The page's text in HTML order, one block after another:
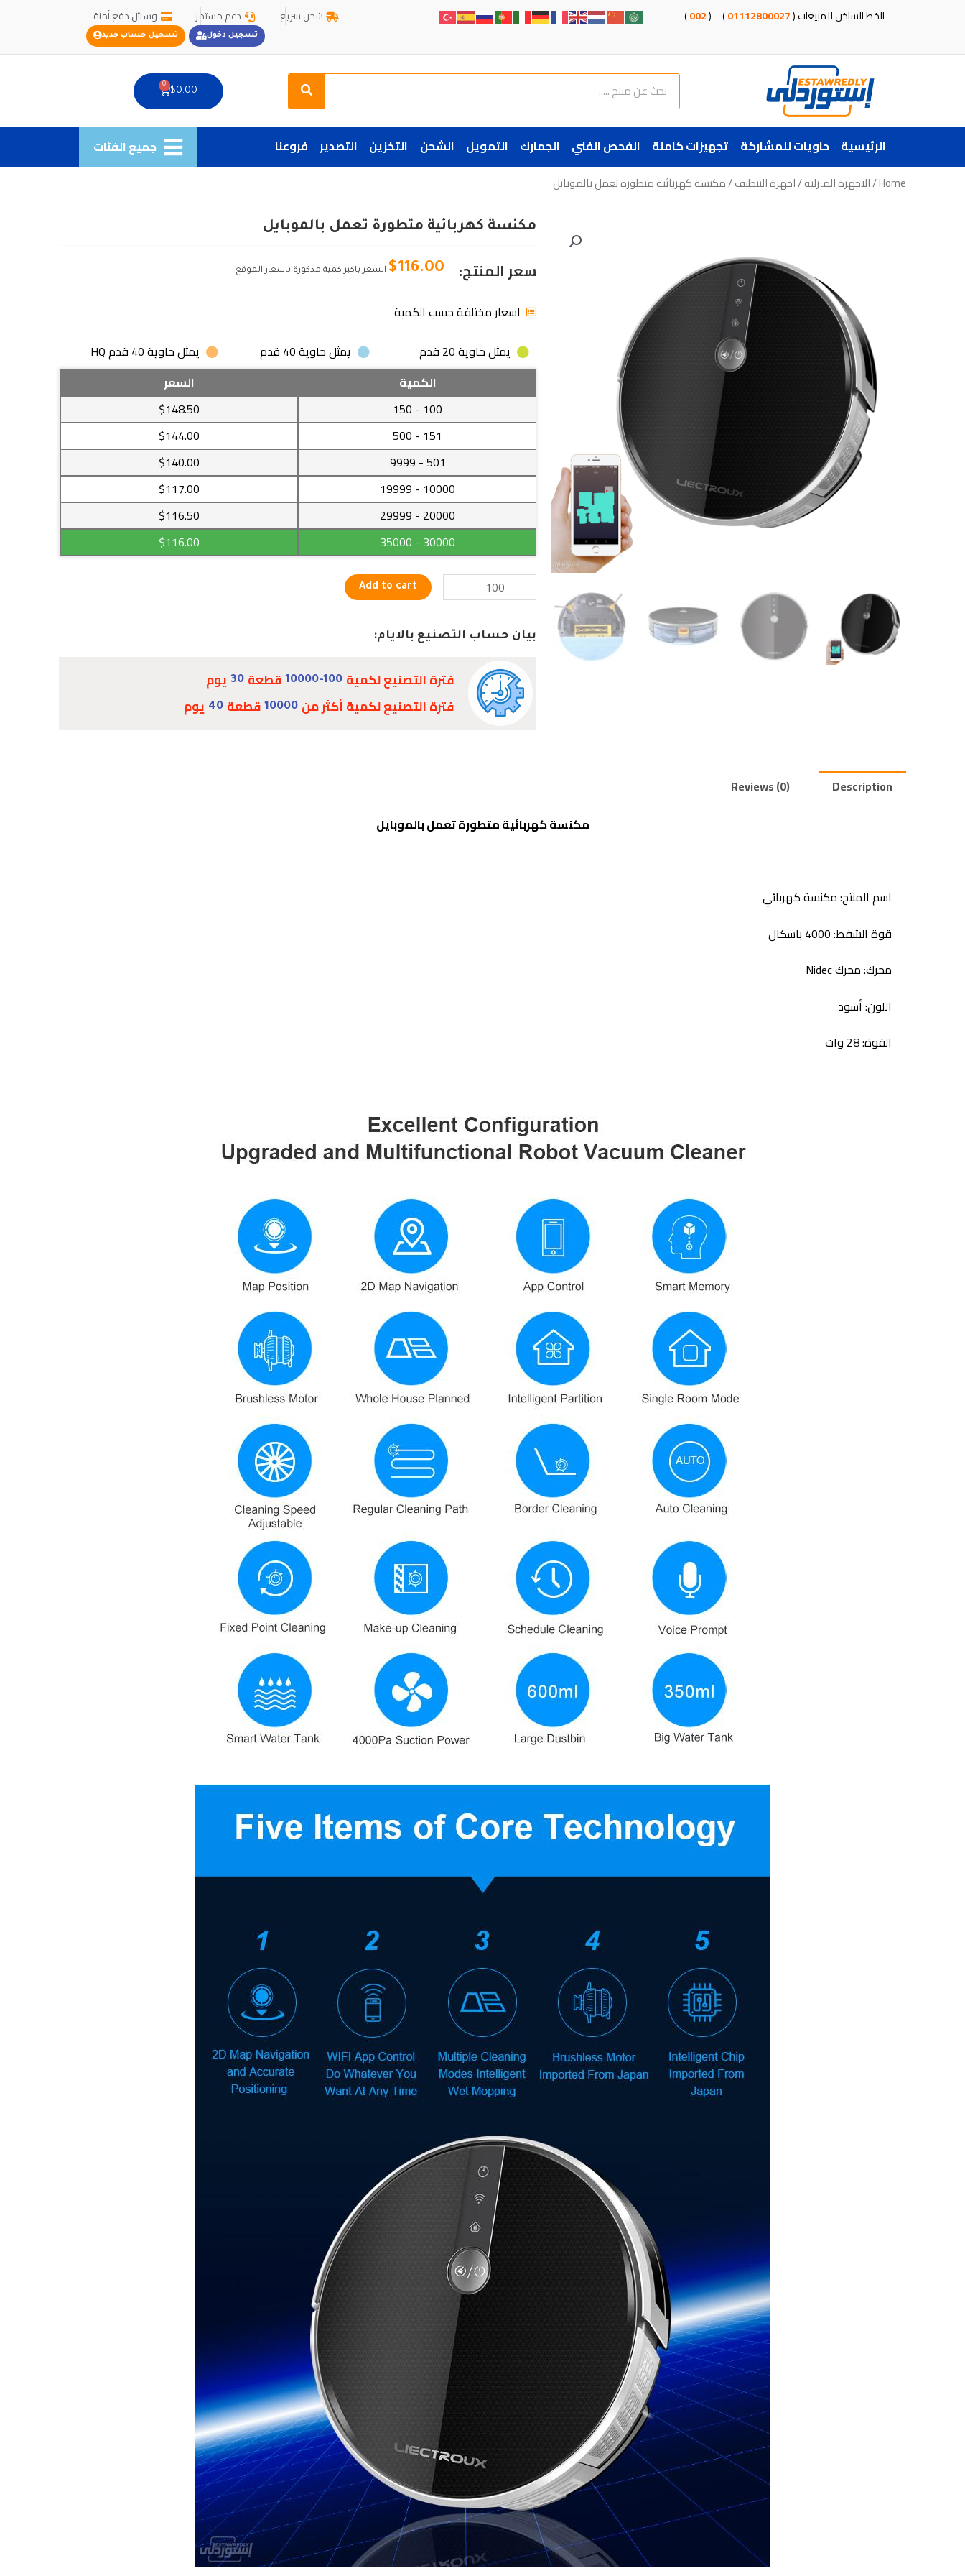
الخط الساخن للمبيعات (01112800027
) – (
002
) شحن سريع دعم مستمر وسائل دفع أمنة
تسجيل دخول تسجيل حساب جديد
Search
Search
$0.00
0
Cart
الرئيسية حاويات للمشاركة تجهيزات كاملة الفحص الفني الجمارك التمويل الشحن التخزين التصدير فروعنا جميع الفئات
Home
/الاجهزة المنزلية/اجهزة التنظيف/ مكنسة كهربائية متطورة تعمل بالموبايل
مكنسة كهربائية متطورة تعمل بالموبايل
سعر المنتج: $116.00 السعر باكبر كمية مذكورة باسعار الموقع
اسعار مختلفة حسب الكمية
يمثل حاوية 20 قدم
يمثل حاوية 40 قدم
يمثل حاوية 40 قدم HQ
الكمية
السعر
100
- 150
$148.50
151
- 500
$144.00
501
- 9999
$140.00
10000
- 19999
$117.00
20000
- 29999
$116.50
30000
- 35000
$116.00
مكنسة
كهربائية
تعمل
بالموبايل
Add to cart
بيان حساب التصنيع بالايام:
فترة التصنيع لكمية 10000-100 قطعة 30 يوم
فترة التصنيع لكمية أكثر من 10000 قطعة 40 يوم
Description
Reviews (0)
مكنسة كهربائية متطورة تعمل بالموبايل
اسم المنتج: مكنسة كهربائي
قوة الشفط: 4000 باسكال
محرك: محرك Nidec
اللون: أسود
القوة: 28 وات